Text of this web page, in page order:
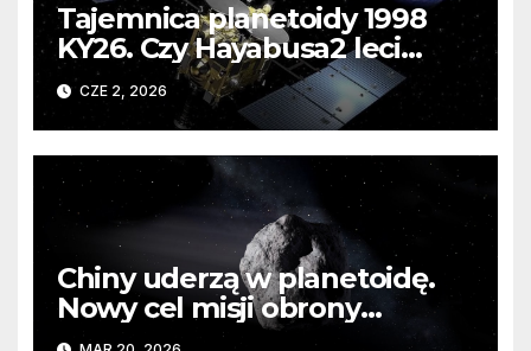
Tajemnica planetoidy 1998
KY26. Czy Hayabusa2 leci
zbadać zagubioną sowiecką
sondę?
CZE 2, 2026
Chiny uderzą w planetoidę.
Nowy cel misji obrony
planetarnej ujawniony